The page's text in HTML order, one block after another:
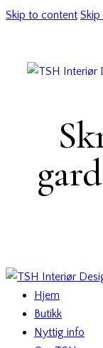
Skip to content
Hjem
Butikk
Nyttig info